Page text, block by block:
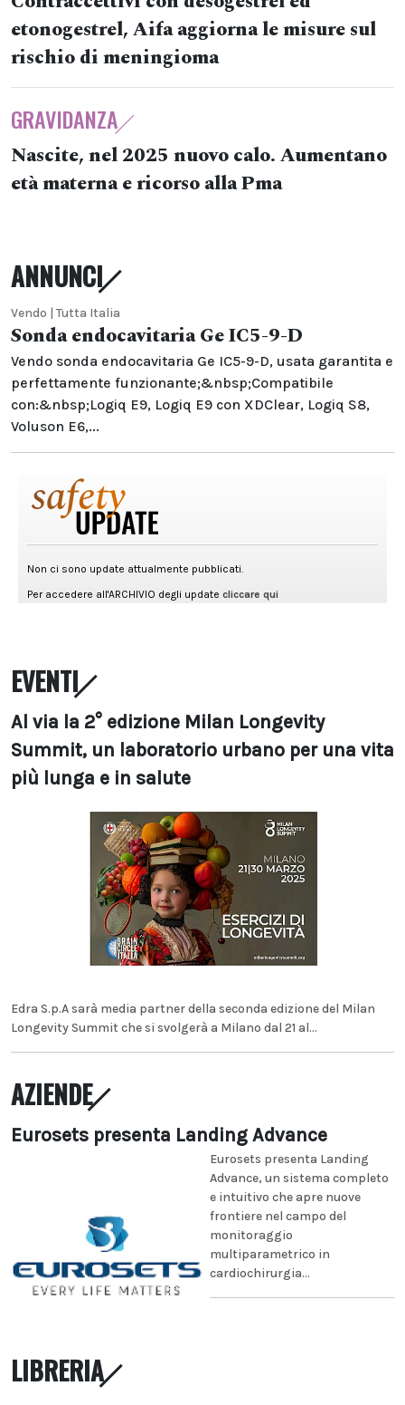
etonogestrel, Aifa aggiorna le misure sul
rischio di meningioma
GRAVIDANZA
Nascite, nel 2025 nuovo calo. Aumentano
età materna e ricorso alla Pma
ANNUNCI
Vendo | Tutta Italia
Sonda endocavitaria Ge IC5-9-D
Vendo sonda endocavitaria Ge IC5-9-D, usata garantita e
perfettamente funzionante;&nbsp;Compatibile
con:&nbsp;Logiq E9, Logiq E9 con XDClear, Logiq S8,
Voluson E6,...
EVENTI
Al via la 2° edizione Milan Longevity
Summit, un laboratorio urbano per una vita
più lunga e in salute
Edra S.p.A sarà media partner della seconda edizione del Milan
Longevity Summit che si svolgerà a Milano dal 21 al...
AZIENDE
Eurosets presenta Landing Advance
Eurosets presenta Landing
Advance, un sistema completo
e intuitivo che apre nuove
frontiere nel campo del
monitoraggio
multiparametrico in
cardiochirurgia...
LIBRERIA